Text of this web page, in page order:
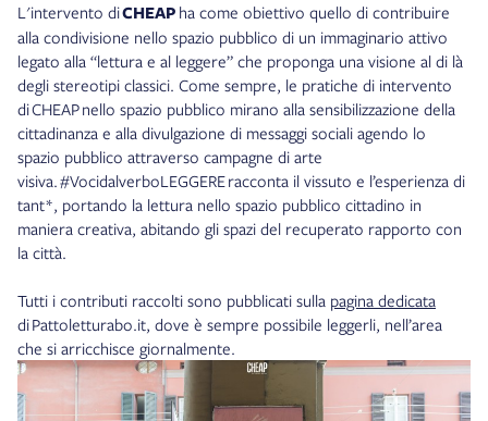
L'intervento diCHEAP ha come obiettivo quello di contribuire
alla condivisione nello spazio pubblico di un immaginario attivo
legato alla “lettura e al leggere” che proponga una visione al di là
degli stereotipi classici. Come sempre, le pratiche di intervento
di CHEAP nello spazio pubblico mirano alla sensibilizzazione della
cittadinanza e alla divulgazione di messaggi sociali agendo lo
spazio pubblico attraverso campagne di arte
visiva. #VocidalverboLEGGERE racconta il vissuto e l’esperienza di
tant*, portando la lettura nello spazio pubblico cittadino in
maniera creativa, abitando gli spazi del recuperato rapporto con
la città.
Tutti i contributi raccolti sono pubblicati sulla pagina dedicata
di Pattoletturabo.it, dove è sempre possibile leggerli, nell’area
che si arricchisce giornalmente.